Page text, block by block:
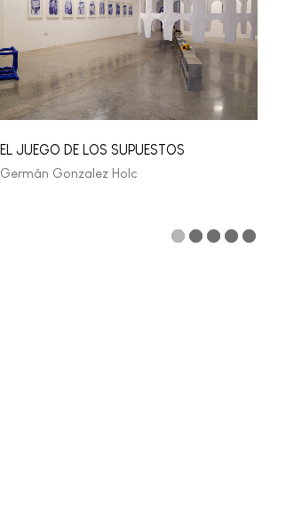
EL JUEGO DE LOS SUPUESTOS
Germán Gonzalez Holc